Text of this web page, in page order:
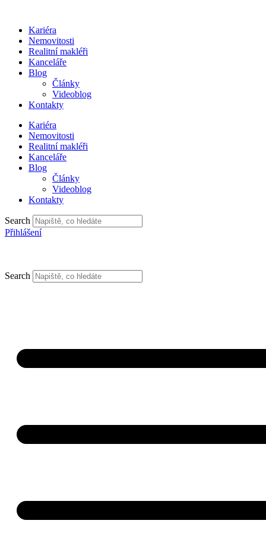
obsahuKariéra
Nemovitosti
Realitní makléři
Kanceláře
Blog
Články
Videoblog
Kontakty
Kariéra
Nemovitosti
Realitní makléři
Kanceláře
Blog
Články
Videoblog
Kontakty
Search
Přihlášení
Search